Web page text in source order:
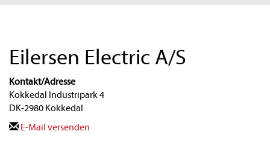
Eilersen Electric A/S
Kontakt/Adresse
Kokkedal Industripark 4
DK-2980 Kokkedal
E-Mail versenden